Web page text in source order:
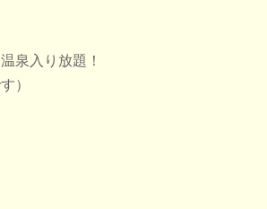
泉入り放題！
）